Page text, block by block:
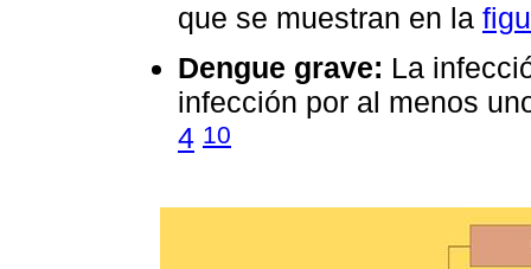
que se muestran en la
Dengue grave: La
infección por al menos
4 10